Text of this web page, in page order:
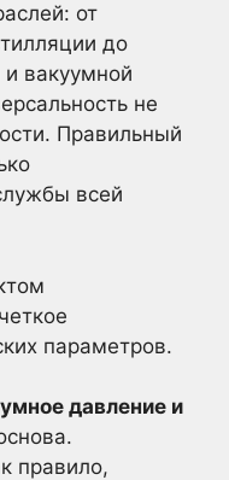
от
до
вакуумной
не
Правильный
всей
параметров.
давление и
правило,